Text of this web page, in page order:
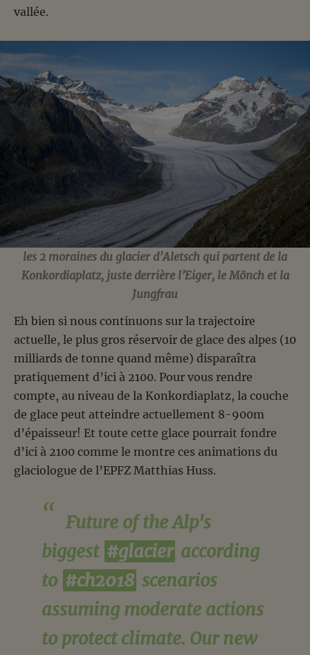
vallée.
les 2 moraines du glacier d’Aletsch qui partent de la
Konkordiaplatz, juste derrière l’Eiger, le Mönch et la
Jungfrau
Eh bien si nous continuons sur la trajectoire
actuelle, le plus gros réservoir de glace des alpes (10
milliards de tonne quand même) disparaîtra
pratiquement d’ici à 2100. Pour vous rendre
compte, au niveau de la Konkordiaplatz, la couche
de glace peut atteindre actuellement 8-900m
d’épaisseur! Et toute cette glace pourrait fondre
d’ici à 2100 comme le montre ces animations du
glaciologue de l’EPFZ Matthias Huss.
Future of the Alp's
biggest #glacier according
to #ch2018 scenarios
assuming moderate actions
to protect climate. Our new